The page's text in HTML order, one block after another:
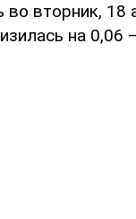
вторник, 18
на 0,06